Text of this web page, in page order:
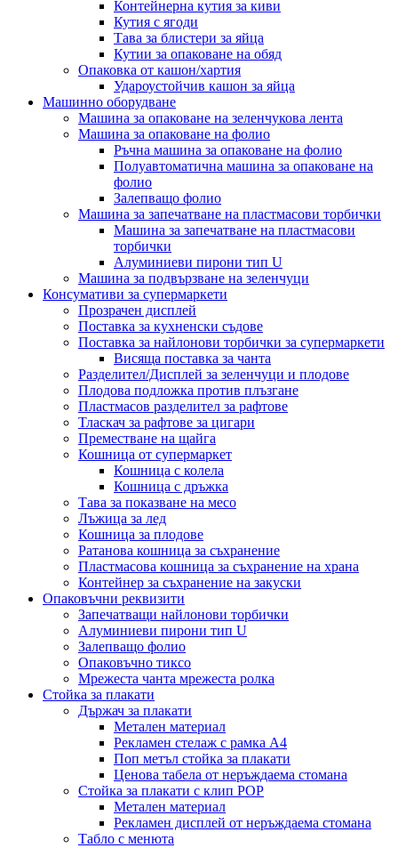
Контейнерна кутия за киви
Кутия с ягоди
Тава за блистери за яйца
Кутии за опаковане на обяд
Опаковка от кашон/хартия
Удароустойчив кашон за яйца
Машинно оборудване
Машина за опаковане на зеленчукова лента
Машина за опаковане на фолио
Ръчна машина за опаковане на фолио
Полуавтоматична машина за опаковане на
фолио
Залепващо фолио
Машина за запечатване на пластмасови торбички
Машина за запечатване на пластмасови
торбички
Алуминиеви пирони тип U
Машина за подвързване на зеленчуци
Консумативи за супермаркети
Прозрачен дисплей
Поставка за кухненски съдове
Поставка за найлонови торбички за супермаркети
Висяща поставка за чанта
Разделител/Дисплей за зеленчуци и плодове
Плодова подложка против плъзгане
Пластмасов разделител за рафтове
Тласкач за рафтове за цигари
Преместване на щайга
Кошница от супермаркет
Кошница с колела
Кошница с дръжка
Тава за показване на месо
Лъжица за лед
Кошница за плодове
Ратанова кошница за съхранение
Пластмасова кошница за съхранение на храна
Контейнер за съхранение на закуски
Опаковъчни реквизити
Запечатващи найлонови торбички
Алуминиеви пирони тип U
Залепващо фолио
Опаковъчно тиксо
Мрежеста чанта мрежеста ролка
Стойка за плакати
Държач за плакати
Метален материал
Рекламен стелаж с рамка А4
Поп метъл стойка за плакати
Ценова табела от неръждаема стомана
Стойка за плакати с клип POP
Метален материал
Рекламен дисплей от неръждаема стомана
Табло с менюта